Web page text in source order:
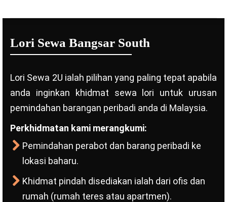
Lori Sewa Bangsar South
Lori Sewa 2U ialah pilihan yang paling tepat apabila
anda inginkan khidmat sewa lori untuk urusan
pemindahan barangan peribadi anda di Malaysia.
Perkhidmatan kami merangkumi:
Pemindahan perabot dan barang peribadi ke
lokasi baharu.
Khidmat pindah disediakan ialah dari ofis dan
rumah (rumah teres atau apartmen).